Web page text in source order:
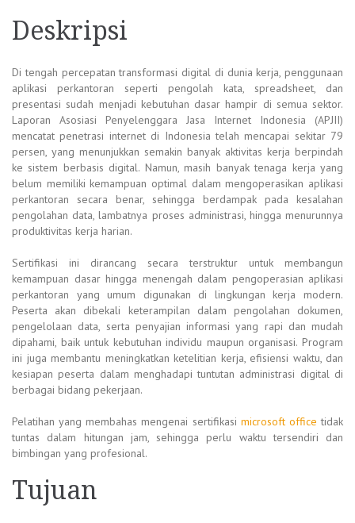
Deskripsi
Di tengah percepatan transformasi digital di dunia kerja, penggunaan
aplikasi perkantoran seperti pengolah kata, spreadsheet, dan
presentasi sudah menjadi kebutuhan dasar hampir di semua sektor.
Laporan Asosiasi Penyelenggara Jasa Internet Indonesia (APJII)
mencatat penetrasi internet di Indonesia telah mencapai sekitar 79
persen, yang menunjukkan semakin banyak aktivitas kerja berpindah
ke sistem berbasis digital. Namun, masih banyak tenaga kerja yang
belum memiliki kemampuan optimal dalam mengoperasikan aplikasi
perkantoran secara benar, sehingga berdampak pada kesalahan
pengolahan data, lambatnya proses administrasi, hingga menurunnya
produktivitas kerja harian.
Sertifikasi ini dirancang secara terstruktur untuk membangun
kemampuan dasar hingga menengah dalam pengoperasian aplikasi
perkantoran yang umum digunakan di lingkungan kerja modern.
Peserta akan dibekali keterampilan dalam pengolahan dokumen,
pengelolaan data, serta penyajian informasi yang rapi dan mudah
dipahami, baik untuk kebutuhan individu maupun organisasi. Program
ini juga membantu meningkatkan ketelitian kerja, efisiensi waktu, dan
kesiapan peserta dalam menghadapi tuntutan administrasi digital di
berbagai bidang pekerjaan.
Pelatihan yang membahas mengenai sertifikasi microsoft officetidak
tuntas dalam hitungan jam, sehingga perlu waktu tersendiri dan
bimbingan yang profesional.
Tujuan